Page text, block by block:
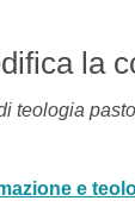
la
teologia
e